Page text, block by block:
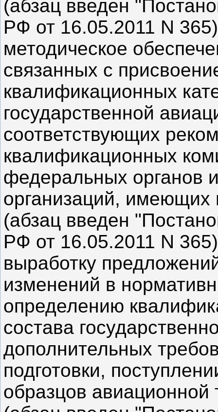
(абзац введен
РФ от 16.05.2011 N 365)
методическое
связанных с
квалификационных
государственной
соответствующих
квалификационных
федеральных органов
организаций, имеющих
(абзац введен
РФ от 16.05.2011 N 365)
выработку
изменений в
определению
состава
дополнительных
подготовки,
образцов авиационной